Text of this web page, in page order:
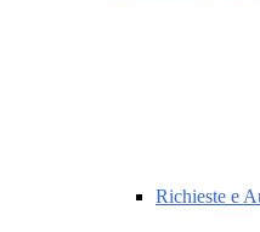
Richieste e